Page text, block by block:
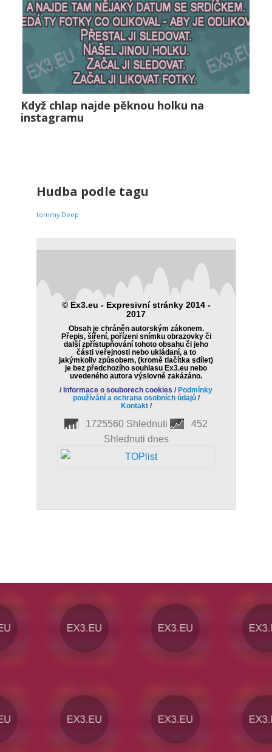
Když chlap najde pěknou holku na instagramu
Když chlap najde pěknou holku na
instagramu
Hudba podle tagu
tommy Deep
© Ex3.eu - Expresivní stránky 2014 -
2017
Obsah je chráněn autorským zákonem.
Přepis, šíření, pořízeni snímku obrazovky či
další zpřístupňování tohoto obsahu či jeho
části veřejnosti nebo ukládaní, a to
jakýmkoliv způsobem, (kromě tlačítka sdílet)
je bez předchozího souhlasu Ex3.eu nebo
uvedeného autora výslovně zakázáno.
/ Informace o souborech cookies / Podmínky
používání a ochrana osobních údajů/
Kontakt/
1725560 Shlednuti
452
Shlednuti dnes